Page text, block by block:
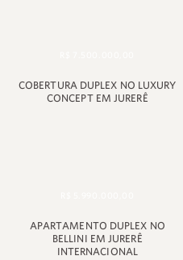
COBERTURA DUPLEX NO LUXURY
CONCEPT EM JURERÊ
APARTAMENTO DUPLEX NO
BELLINI EM JURERÊ
INTERNACIONAL